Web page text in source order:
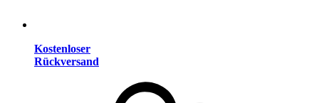
Kostenloser
Rückversand